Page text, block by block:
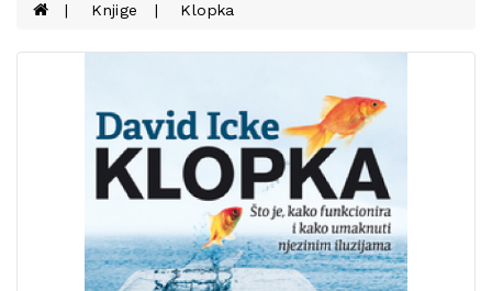
UDŽBENICI
KNJIGE
Knjige Klopka